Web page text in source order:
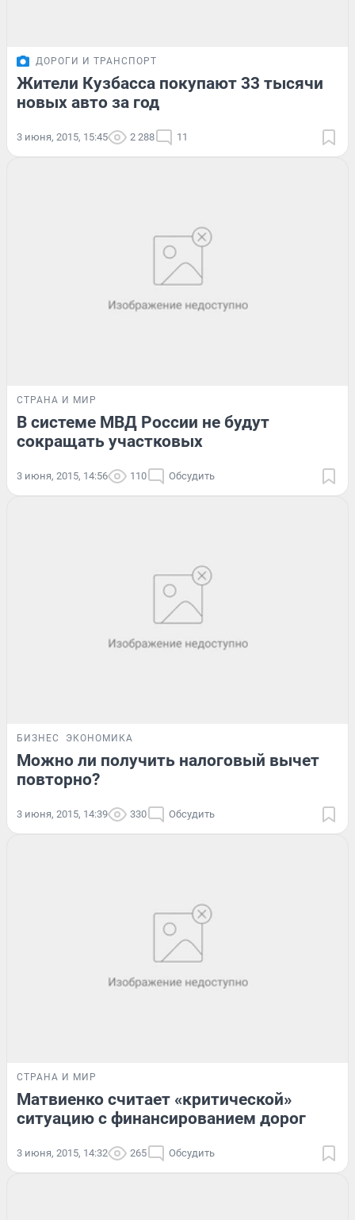
ДОРОГИ И ТРАНСПОРТ
Жители Кузбасса покупают 33 тысячи
новых авто за год
3 июня, 2015, 15:45 2 288 11
СТРАНА И МИР
В системе МВД России не будут
сокращать участковых
3 июня, 2015, 14:56 110 Обсудить
БИЗНЕС ЭКОНОМИКА
Можно ли получить налоговый вычет
повторно?
3 июня, 2015, 14:39 330 Обсудить
СТРАНА И МИР
Матвиенко считает «критической»
ситуацию с финансированием дорог
3 июня, 2015, 14:32 265 Обсудить